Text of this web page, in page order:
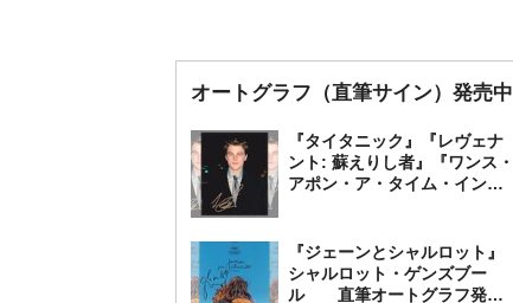
オートグラフ（直筆サイン）発売中
『タイタニック』『レヴェナ
ント: 蘇えりし者』『ワンス・
アポン・ア・タイム・イン・
フ発売中
『ジェーンとシャルロット』
シャルロット・ゲンズブー
ル 直筆オートグラフ発売